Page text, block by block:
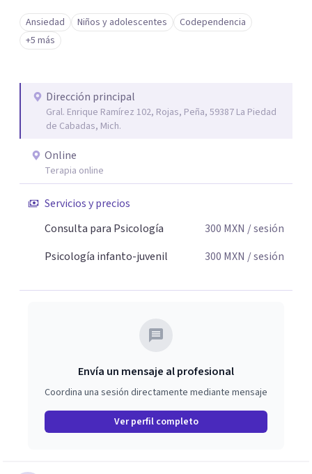
a tus necesidades específicas. Estoy aquí para escucharte
y brindarte las herramientas necesarias para fortalecer
tu paz mental.
Ansiedad Niños y adolescentes
Codependencia
+5 más
Dirección principal
Gral. Enrique Ramírez 102, Rojas, Peña, 59387 La Piedad
de Cabadas, Mich.
Online
Terapia online
Servicios y precios
Consulta para Psicología
300 MXN / sesión
Psicología infanto-juvenil
300 MXN / sesión
Envía un mensaje al profesional
Coordina una sesión directamente mediante mensaje
Ver perfil completo